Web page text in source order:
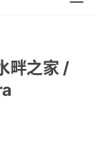
畔之家 /